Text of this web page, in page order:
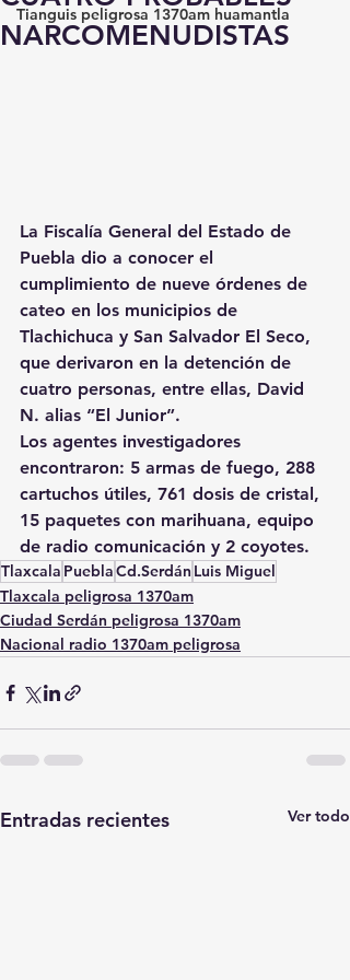
Tianguis peligrosa 1370am huamantla
NARCOMENUDISTAS
La Fiscalía General del Estado de
Puebla dio a conocer el
cumplimiento de nueve órdenes de
cateo en los municipios de
Tlachichuca y San Salvador El Seco,
que derivaron en la detención de
cuatro personas, entre ellas, David
N. alias “El Junior”.
Los agentes investigadores
encontraron: 5 armas de fuego, 288
cartuchos útiles, 761 dosis de cristal,
15 paquetes con marihuana, equipo
de radio comunicación y 2 coyotes.
Tlaxcala PueblaCd.Serdán Luis Miguel
Tlaxcala peligrosa 1370am
Ciudad Serdán peligrosa 1370am
Nacional radio 1370am peligrosa
Entradas recientes Ver todo